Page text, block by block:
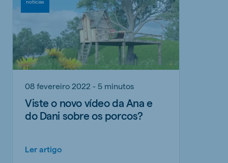
noticias
08 fevereiro 2022 - 5 minutos
Viste o novo vídeo da Ana e
do Dani sobre os porcos?
Ler artigo